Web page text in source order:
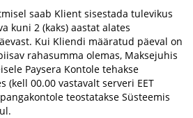
saab Klient sisestada tulevikus
kuni 2 (kaks) aastat alates
Kui Kliendi määratud päeval on
rahasumma olemas, Maksejuhis
Paysera Kontole tehakse
(kell 00.00 vastavalt serveri EET
teostatakse Süsteemis